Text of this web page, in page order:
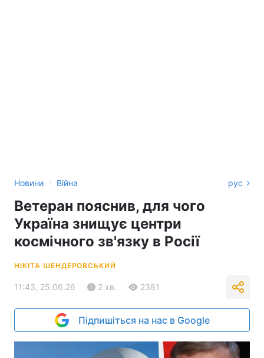
Новини › Війна рус
Ветеран пояснив, для чого
Україна знищує центри
космічного зв'язку в Росії
НІКІТА ШЕНДЕРОВСЬКИЙ
11:43, 25.06.26 2 хв. 2381
Підпишіться на нас в Google